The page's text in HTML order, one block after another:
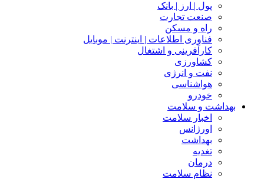
پول | ارز | بانک
صنعت تجارت
راه و مسکن
فناوری اطلاعات | اینترنت | موبایل
کارآفرینی و اشتغال
کشاورزی
نفت و انرژی
هواشناسی
خودرو
بهداشت و سلامت
اخبار سلامت
اورژانس
بهداشت
تغدیه
درمان
نظام سلامت